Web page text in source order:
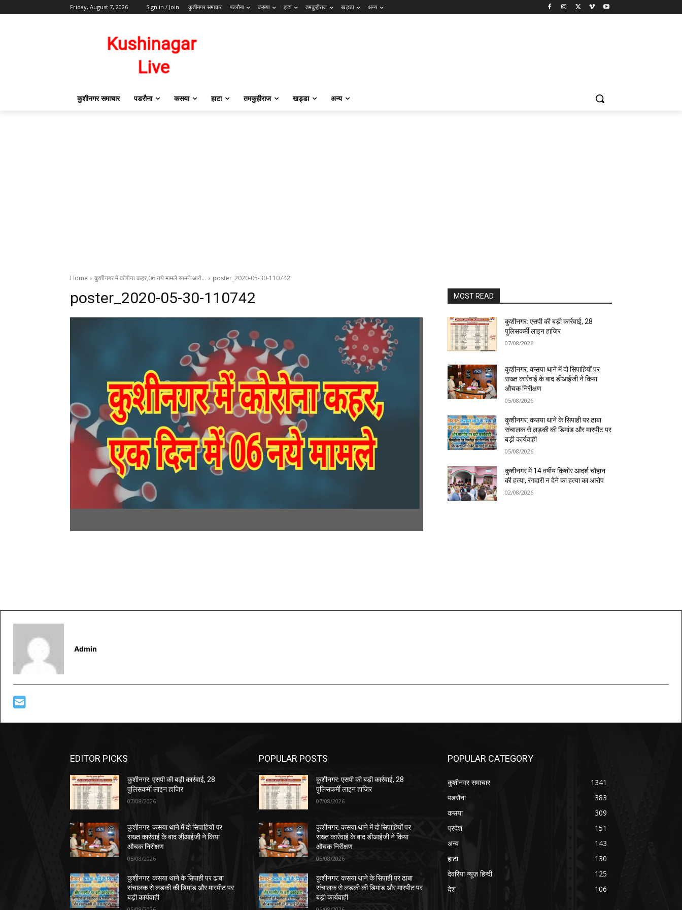
Friday, August 7, 2026 Sign in / Join कुशीनगर समाचार पडरौना कसया हाटा तमकुहीराज खड्डा अन्य
कुशीनगर समाचार पडरौना कसया हाटा तमकुहीराज खड्डा अन्य
Home कुशीनगर में कोरोना कहर,06 नये मामले सामने आये… poster_2020-05-30-110742
poster_2020-05-30-110742 MOST READ
कुशीनगर: एसपी की बड़ी कार्रवाई, 28
पुलिसकर्मी लाइन हाजिर
07/08/2026
कुशीनगर: कसया थाने में दो सिपाहियों पर
सख्त कार्रवाई के बाद डीआईजी ने किया
औचक निरीक्षण
05/08/2026
कुशीनगर: कसया थाने के सिपाही पर ढाबा
संचालक से लड़की की डिमांड और मारपीट पर
बड़ी कार्यवाही
05/08/2026
कुशीनगर में 14 वर्षीय किशोर आदर्श चौहान
की हत्या, रंगदारी न देने का हत्या का आरोप
02/08/2026
Admin
EDITOR PICKS
कुशीनगर: एसपी की बड़ी कार्रवाई, 28
पुलिसकर्मी लाइन हाजिर
07/08/2026
कुशीनगर: कसया थाने में दो सिपाहियों पर
सख्त कार्रवाई के बाद डीआईजी ने किया
औचक निरीक्षण
05/08/2026
कुशीनगर: कसया थाने के सिपाही पर ढाबा
संचालक से लड़की की डिमांड और मारपीट पर
बड़ी कार्यवाही
POPULAR POSTS
कुशीनगर: एसपी की बड़ी कार्रवाई, 28
पुलिसकर्मी लाइन हाजिर
07/08/2026
कुशीनगर: कसया थाने में दो सिपाहियों पर
सख्त कार्रवाई के बाद डीआईजी ने किया
औचक निरीक्षण
05/08/2026
कुशीनगर: कसया थाने के सिपाही पर ढाबा
संचालक से लड़की की डिमांड और मारपीट पर
बड़ी कार्यवाही
POPULAR CATEGORY
कुशीनगर समाचार
1341
पडरौना
383
कसया
309
प्रदेश
151
अन्य
143
हाटा
130
देवरिया न्यूज़ हिन्दी
125
देश
106